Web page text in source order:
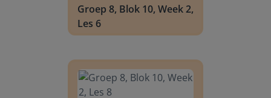
Groep 8, Blok 10, Week 2,
Les 6